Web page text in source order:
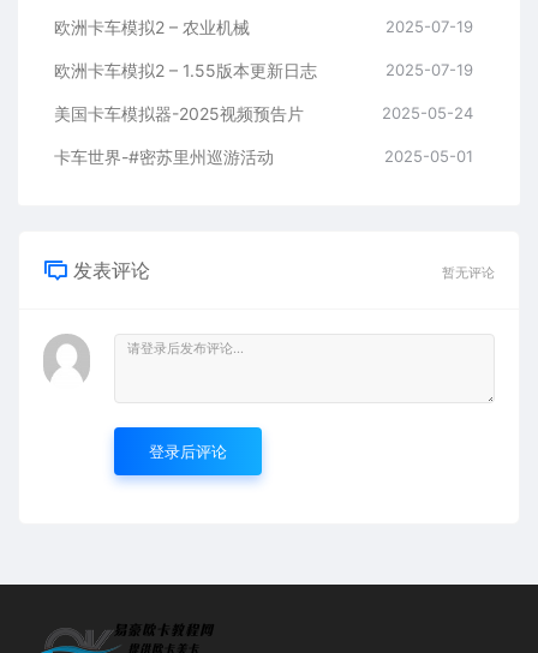
欧洲卡车模拟2 – 农业机械 2025-07-19
欧洲卡车模拟2 – 1.55版本更新日志 2025-07-19
美国卡车模拟器-2025视频预告片 2025-05-24
卡车世界-#密苏里州巡游活动 2025-05-01
发表评论 暂无评论
登录后评论